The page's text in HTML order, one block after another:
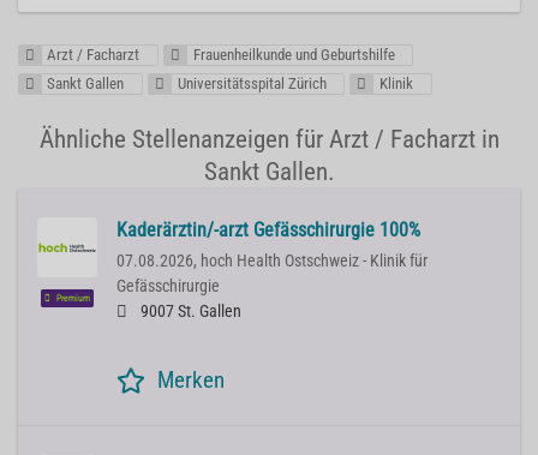
Arzt / Facharzt
Frauenheilkunde und Geburtshilfe
Sankt Gallen
Universitätsspital Zürich Klinik
Ähnliche Stellenanzeigen für Arzt / Facharzt in
Sankt Gallen.
Premium
Kaderärztin/-arzt Gefässchirurgie 100%
07.08.2026, hoch Health Ostschweiz - Klinik für
Gefässchirurgie
9007 St. Gallen
Merken